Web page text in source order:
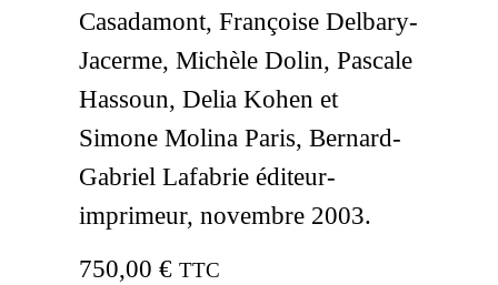
Casadamont, Françoise Delbary-
Jacerme, Michèle Dolin, Pascale
Hassoun, Delia Kohen et
Simone Molina Paris, Bernard-
Gabriel Lafabrie éditeur-
imprimeur, novembre 2003.
750,00 € TTC